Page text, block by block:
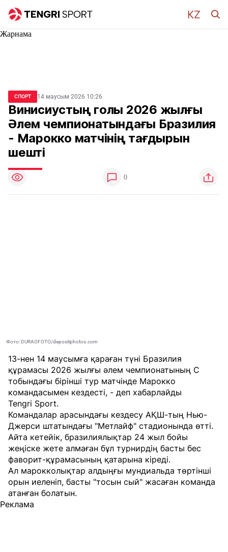
Жарнама
СПОРТ 14 маусым 2026 10:26
Винисиустың голы 2026 жылғы
Әлем чемпионатындағы Бразилия
- Марокко матчінің тағдырын
шешті
0
Фото: DURAOFOTO/depositphotos.com
13-нен 14 маусымға қараған түні Бразилия
құрамасы 2026 жылғы әлем чемпионатының С
тобындағы бірінші тур матчінде Марокко
командасымен кездесті, - деп хабарлайды
Tengri Sport.
Командалар арасындағы кездесу АҚШ-тың Нью-
Джерси штатындағы "Метлайф" стадионында өтті.
Айта кетейік, бразилиялықтар 24 жыл бойы
жеңіске жете алмаған бұл турнирдің басты бес
фаворит-құрамасының қатарына кіреді.
Ал марокколықтар алдыңғы мундиальда төртінші
орын иеленіп, басты "тосын сый" жасаған команда
атанған болатын.
Реклама